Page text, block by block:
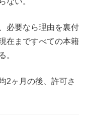
必要なら理由を裏付
在まですべての本籍
。
2ヶ月の後、許可さ